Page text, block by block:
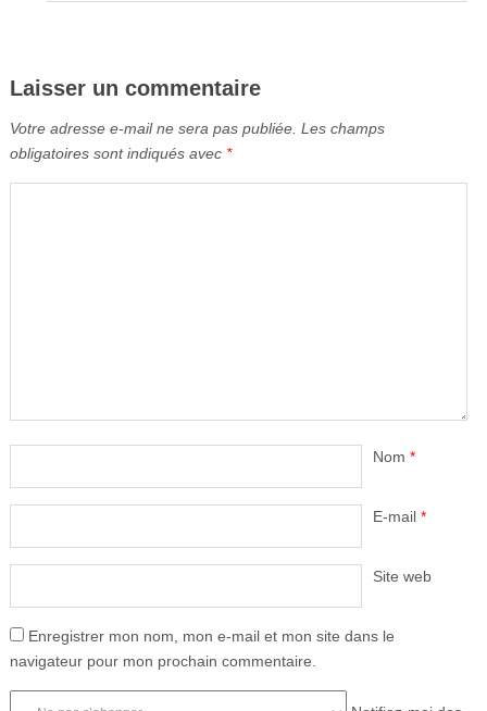
Laisser un commentaire
Votre adresse e-mail ne sera pas publiée. Les champs
obligatoires sont indiqués avec *
Nom *
E-mail *
Site web
Enregistrer mon nom, mon e-mail et mon site dans le
navigateur pour mon prochain commentaire.